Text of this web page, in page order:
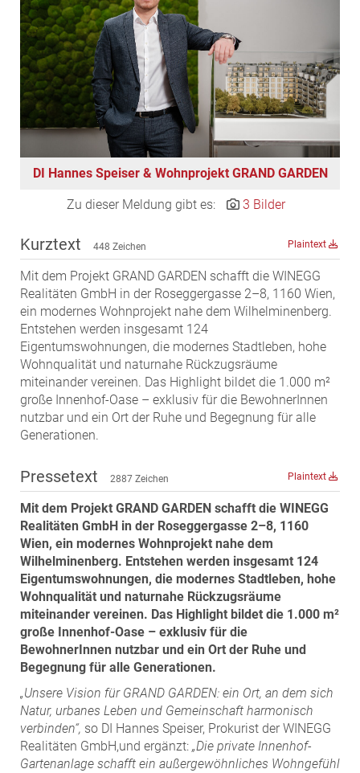
EPHIC Group
epmedia Werbeagentur
ESTINA Immobilien
Greystar
Grossmann + Kaswurm Immobilien
Gutwerk Immobilien Treuhand
HANDLER Gruppe
HARING Group
HNP architects
IG Immobilien
IMMOBILIEN MAGAZIN VERLAG
IMMOcontract
KOBAN SÜDVERS
MST Muhr
ÖKO-Wohnbau
PAYUCA
Salon Real
Schwabenhaus
STEUP Realitäten
STIX + Partner
teamneunzehn
Verband Österreichischer Versicherungsmakler
Weinrauch Rechtsanwälte
WINEGG Realitäten
ZEHA Real Estate
Media
DI Hannes Speiser & Wohnprojekt GRAND GARDEN
Zu dieser Meldung gibt es: 3 Bilder
Kurztext 448 Zeichen Plaintext
Mit dem Projekt GRAND GARDEN schafft die WINEGG
Realitäten GmbH in der Roseggergasse 2–8, 1160 Wien,
ein modernes Wohnprojekt nahe dem Wilhelminenberg.
Entstehen werden insgesamt 124
Eigentumswohnungen, die modernes Stadtleben, hohe
Wohnqualität und naturnahe Rückzugsräume
miteinander vereinen. Das Highlight bildet die 1.000 m²
große Innenhof-Oase – exklusiv für die BewohnerInnen
nutzbar und ein Ort der Ruhe und Begegnung für alle
Generationen.
Pressetext 2887 Zeichen Plaintext
Mit dem Projekt GRAND GARDEN schafft die WINEGG
Realitäten GmbH in der Roseggergasse 2–8, 1160
Wien, ein modernes Wohnprojekt nahe dem
Wilhelminenberg. Entstehen werden insgesamt 124
Eigentumswohnungen, die modernes Stadtleben, hohe
Wohnqualität und naturnahe Rückzugsräume
miteinander vereinen. Das Highlight bildet die 1.000 m²
große Innenhof-Oase – exklusiv für die
BewohnerInnen nutzbar und ein Ort der Ruhe und
Begegnung für alle Generationen.
„Unsere Vision für GRAND GARDEN: ein Ort, an dem sich
Natur, urbanes Leben und Gemeinschaft harmonisch
verbinden“, so DI Hannes Speiser, Prokurist der WINEGG
Realitäten GmbH,und ergänzt: „Die private Innenhof-
Gartenanlage schafft ein außergewöhnliches Wohngefühl